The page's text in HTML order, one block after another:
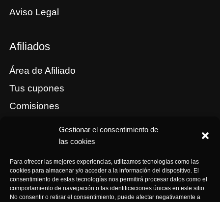
Gestionar el consentimiento de
las cookies
Para ofrecer las mejores experiencias, utilizamos tecnologías como las
cookies para almacenar y/o acceder a la información del dispositivo. El
consentimiento de estas tecnologías nos permitirá procesar datos como el
comportamiento de navegación o las identificaciones únicas en este sitio.
No consentir o retirar el consentimiento, puede afectar negativamente a
Aviso Legal
Afiliados
Área de Afiliado
Tus cupones
Comisiones